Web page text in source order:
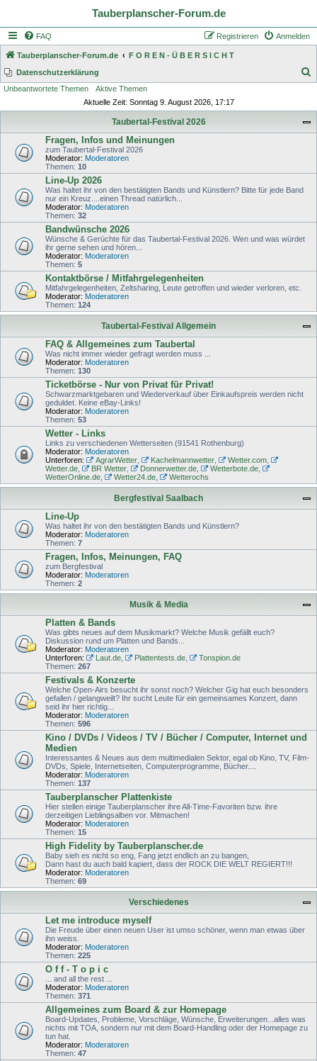
Tauberplanscher-Forum.de
FAQ Anmelden
Registrieren
Tauberplanscher-Forum.de
F O R E N - Ü B E R S I C H T
Datenschutzerklärung
Unbeantwortete Themen
Aktive Themen
Aktuelle Zeit: Sonntag 9. August 2026, 17:17
Taubertal-Festival 2026
Fragen, Infos und Meinungen
zum Taubertal-Festival 2026
Moderator: Moderatoren
Themen: 10
Line-Up 2026
Was haltet ihr von den bestätigten Bands und Künstlern? Bitte für jede Band
nur ein Kreuz....einen Thread natürlich...
Moderator: Moderatoren
Themen: 32
Bandwünsche 2026
Wünsche & Gerüchte für das Taubertal-Festival 2026. Wen und was würdet
ihr gerne sehen und hören...
Moderator: Moderatoren
Themen: 5
Kontaktbörse / Mitfahrgelegenheiten
Mitfahrgelegenheiten, Zeltsharing, Leute getroffen und wieder verloren, etc.
Moderator: Moderatoren
Themen: 124
Taubertal-Festival Allgemein
FAQ & Allgemeines zum Taubertal
Was nicht immer wieder gefragt werden muss ...
Moderator: Moderatoren
Themen: 130
Ticketbörse - Nur von Privat für Privat!
Schwarzmarktgebaren und Wiederverkauf über Einkaufspreis werden nicht
geduldet. Keine eBay-Links!
Moderator: Moderatoren
Themen: 53
Wetter - Links
Links zu verschiedenen Wetterseiten (91541 Rothenburg)
Moderator: Moderatoren
Unterforen:
AgrarWetter, Kachelmannwetter, Wetter.com,
Wetter.de
BR Wetter, Donnerwetter.de, Wetterbote.de,
WetterOnline.de
Wetter24.de, Wetterochs
Bergfestival Saalbach
Line-Up
Was haltet ihr von den bestätigten Bands und Künstlern?
Moderator: Moderatoren
Themen: 7
Fragen, Infos, Meinungen, FAQ
zum Bergfestival
Moderator: Moderatoren
Themen: 2
Musik & Media
Platten & Bands
Was gibts neues auf dem Musikmarkt? Welche Musik gefällt euch?
Diskussion rund um Platten und Bands...
Moderator: Moderatoren
Unterforen:
Laut.de, Plattentests.de,
Tonspion.de
Themen: 267
Festivals & Konzerte
Welche Open-Airs besucht ihr sonst noch? Welcher Gig hat euch besonders
gefallen / gelangweilt? Ihr sucht Leute für ein gemeinsames Konzert, dann
seid ihr hier richtig...
Moderator: Moderatoren
Themen: 596
Kino / DVDs / Videos / TV / Bücher / Computer, Internet und
Medien
Interessantes & Neues aus dem multimedialen Sektor, egal ob Kino, TV, Film-
DVDs, Spiele, Internetseiten, Computerprogramme, Bücher....
Moderator: Moderatoren
Themen: 137
Tauberplanscher Plattenkiste
Hier stellen einige Tauberplanscher ihre All-Time-Favoriten bzw. ihre
derzeitigen Lieblingsalben vor. Mitmachen!
Moderator: Moderatoren
Themen: 15
High Fidelity by Tauberplanscher.de
Baby sieh es nicht so eng, Fang jetzt endlich an zu bangen,
Dann hast du auch bald kapiert, dass der ROCK DIE WELT REGIERT!!!
Moderator: Moderatoren
Themen: 69
Verschiedenes
Let me introduce myself
Die Freude über einen neuen User ist umso schöner, wenn man etwas über
ihn weiss.
Moderator: Moderatoren
Themen: 225
O f f - T o p i c
... and all the rest ...
Moderator: Moderatoren
Themen: 371
Allgemeines zum Board & zur Homepage
Board-Updates, Probleme, Vorschläge, Wünsche, Erweiterungen...alles was
nichts mit TOA, sondern nur mit dem Board-Handling oder der Homepage zu
tun hat.
Moderator: Moderatoren
Themen: 47